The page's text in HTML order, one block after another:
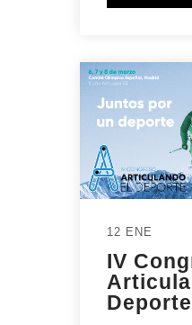
12 ENE
IV
Deporte